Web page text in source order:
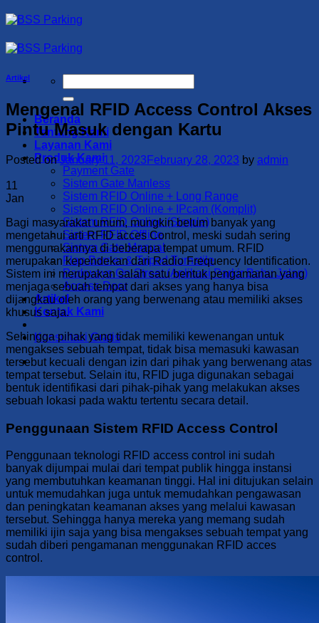
Skip
to
for:
Beranda
Tentang Kami
Layanan Kami
Produk Kami
Payment Gate
Sistem Gate Manless
Sistem RFID Online + Long Range
Sistem RFID Online + IPcam (Komplit)
Sistem RFID Online (Simple)
Sistem RFID Offline
Sistem Gate Manual
Flap Barrier & Tripod Turnstile
Parkways On-Street (Aplikasi Parkir Bahu Jalan)
Access Door
Artikel
Kontak Kami
Konsultasi Gratis
Artikel
Mengenal RFID Access Control Akses
Pintu Masuk dengan Kartu
Posted onJanuary 11, 2023 February 28, 2023 by admin
11
Jan
Bagi masyarakat umum, mungkin belum banyak yang
mengetahui arti RFID acces Control, meski sudah sering
menggunakannya di beberapa tempat umum. RFID
merupakan kependekan dari Radio Frequency Identification.
Sistem ini merupakan salah satu bentuk pengamanan yang
menjaga sebuah tempat dari akses yang hanya bisa
dijangkau oleh orang yang berwenang atau memiliki akses
khusus saja.
Sehingga pihak yang tidak memiliki kewenangan untuk
mengakses sebuah tempat, tidak bisa memasuki kawasan
tersebut kecuali dengan izin dari pihak yang berwenang atas
tempat tersebut. Selain itu, RFID juga digunakan sebagai
bentuk identifikasi dari pihak-pihak yang melakukan akses
sebuah lokasi pada waktu tertentu secara detail.
Penggunaan Sistem RFID Access Control
Penggunaan teknologi RFID access control ini sudah
banyak dijumpai mulai dari tempat publik hingga instansi
yang membutuhkan keamanan tinggi. Hal ini ditujukan selain
untuk memudahkan juga untuk memudahkan pengawasan
dan peningkatan keamanan akses yang melalui kawasan
tersebut. Sehingga hanya mereka yang memang sudah
memiliki ijin saja yang bisa mengakses sebuah tempat yang
sudah diberi pengamanan menggunakan RFID acces
control.